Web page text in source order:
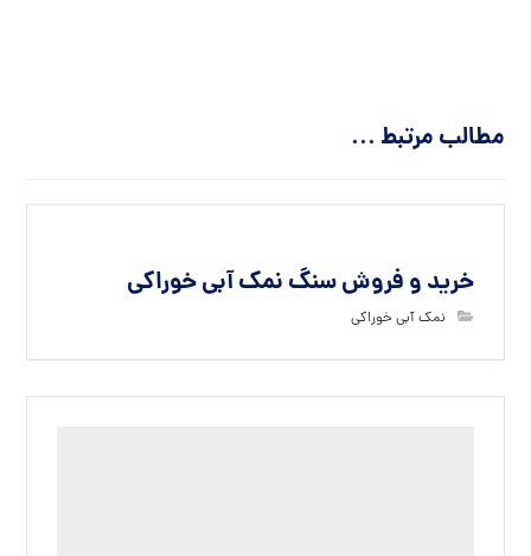
مطالب مرتبط ...
خرید و فروش سنگ نمک آبی خوراکی
نمک آبی خوراکی